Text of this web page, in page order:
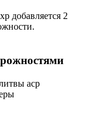
добавляется 2
аср